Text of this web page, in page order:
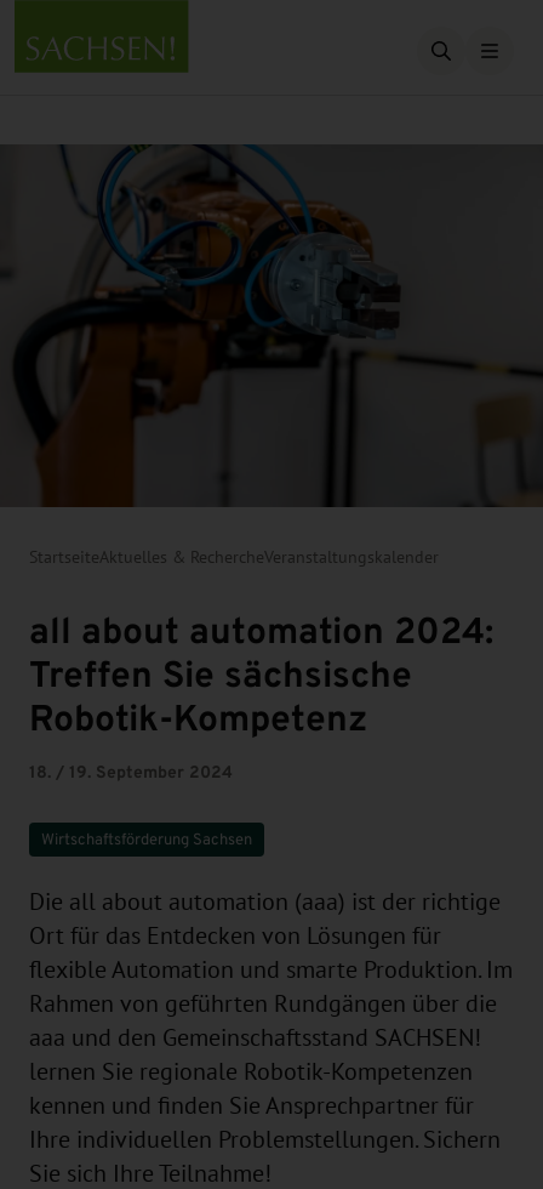
Suche
StartseiteAktuelles & RechercheVeranstaltungskalender
all about automation 2024:
Treffen Sie sächsische
Robotik-Kompetenz
18. / 19. September 2024
Wirtschaftsförderung Sachsen
Die all about automation (aaa) ist der richtige
Ort für das Entdecken von Lösungen für
flexible Automation und smarte Produktion. Im
Rahmen von geführten Rundgängen über die
aaa und den Gemeinschaftsstand SACHSEN!
lernen Sie regionale Robotik-Kompetenzen
kennen und finden Sie Ansprechpartner für
Ihre individuellen Problemstellungen. Sichern
Sie sich Ihre Teilnahme!